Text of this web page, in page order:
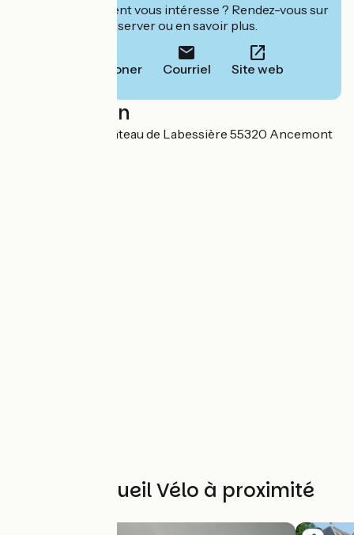
Cet établissement vous intéresse ? Rendez-vous sur
leur site pour réserver ou en savoir plus.
Téléphoner Courriel Site web
Localisation
9 Rue du Four Château de Labessière 55320 Ancemont
Autres Accueil Vélo à proximité